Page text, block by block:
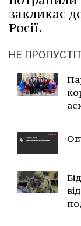
закликає
Росії.
НЕ